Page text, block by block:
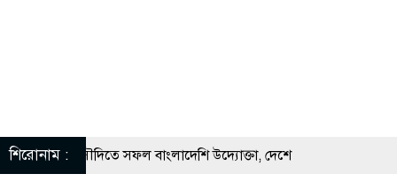
শিরোনাম :
সুযোগে সৌদিতে সফল বাংলাদেশি উদ্যোক্তা, দেশে